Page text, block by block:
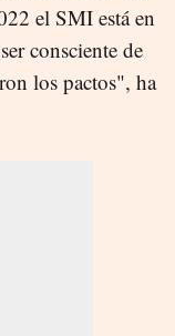
el SMI está en
consciente de
los pactos", ha